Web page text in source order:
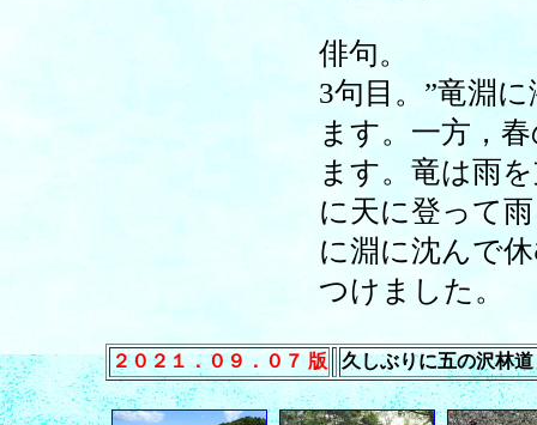
俳句。
3句目。”竜淵
ます。一方，
ます。竜は雨
に天に登って
に淵に沈んで
つけました。
２０２１．０９．０７ 版 久しぶりに五の沢林